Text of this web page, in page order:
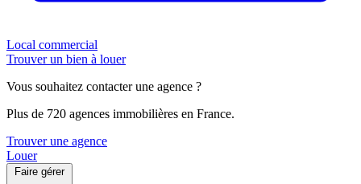
Local commercial
Trouver un bien à louer
Vous souhaitez contacter une agence ?
Plus de 720 agences immobilières en France.
Trouver une agence
Louer
Faire gérer